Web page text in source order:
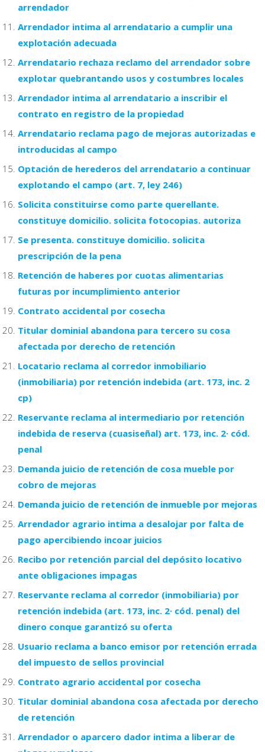
arrendador
Arrendador intima al arrendatario a cumplir una
explotación adecuada
Arrendatario rechaza reclamo del arrendador sobre
explotar quebrantando usos y costumbres locales
Arrendador intima al arrendatario a inscribir el
contrato en registro de la propiedad
Arrendatario reclama pago de mejoras autorizadas e
introducidas al campo
Optación de herederos del arrendatario a continuar
explotando el campo (art. 7, ley 246)
Solicita constituirse como parte querellante.
constituye domicilio. solicita fotocopias. autoriza
Se presenta. constituye domicilio. solicita
prescripción de la pena
Retención de haberes por cuotas alimentarias
futuras por incumplimiento anterior
Contrato accidental por cosecha
Titular dominial abandona para tercero su cosa
afectada por derecho de retención
Locatario reclama al corredor inmobiliario
(inmobiliaria) por retención indebida (art. 173, inc. 2
cp)
Reservante reclama al intermediario por retención
indebida de reserva (cuasiseñal) art. 173, inc. 2· cód.
penal
Demanda juicio de retención de cosa mueble por
cobro de mejoras
Demanda juicio de retención de inmueble por mejoras
Arrendador agrario intima a desalojar por falta de
pago apercibiendo incoar juicios
Recibo por retención parcial del depósito locativo
ante obligaciones impagas
Reservante reclama al corredor (inmobiliaria) por
retención indebida (art. 173, inc. 2· cód. penal) del
dinero conque garantizó su oferta
Usuario reclama a banco emisor por retención errada
del impuesto de sellos provincial
Contrato agrario accidental por cosecha
Titular dominial abandona cosa afectada por derecho
de retención
Arrendador o aparcero dador intima a liberar de